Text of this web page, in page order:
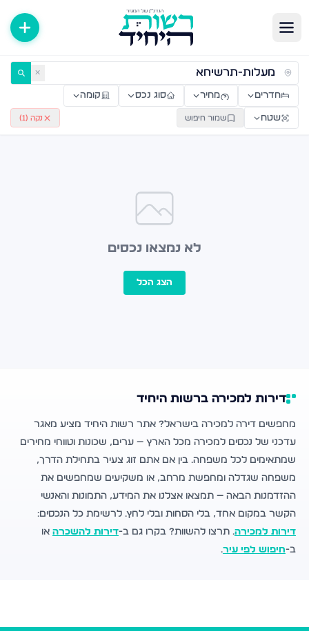
דירות למכירה ולהשכרה — רשות היחיד ✕
חדרים מחיר סוג נכס קומה
שטח שמור חיפוש נקה ( 1
)
לא נמצאו נכסים
הצג הכל
דירות למכירה ברשות היחיד
מחפשים דירה למכירה בישראל? אתר רשות היחיד מציע מאגר
עדכני של נכסים למכירה מכל הארץ — ערים, שכונות וטווחי מחירים
שמתאימים לכל משפחה. בין אם אתם זוג צעיר בתחילת הדרך,
משפחה שגדלה ומחפשת מרחב, או משקיעים שמחפשים את
ההזדמנות הבאה — תמצאו אצלנו את המידע, התמונות והאנשי
הקשר במקום אחד, בלי הסחות ובלי לחץ. לרשימת כל הנכסים:
דירות למכירה. תרצו להשוות? בקרו גם ב-דירות להשכרה או
ב-חיפוש לפי עיר.